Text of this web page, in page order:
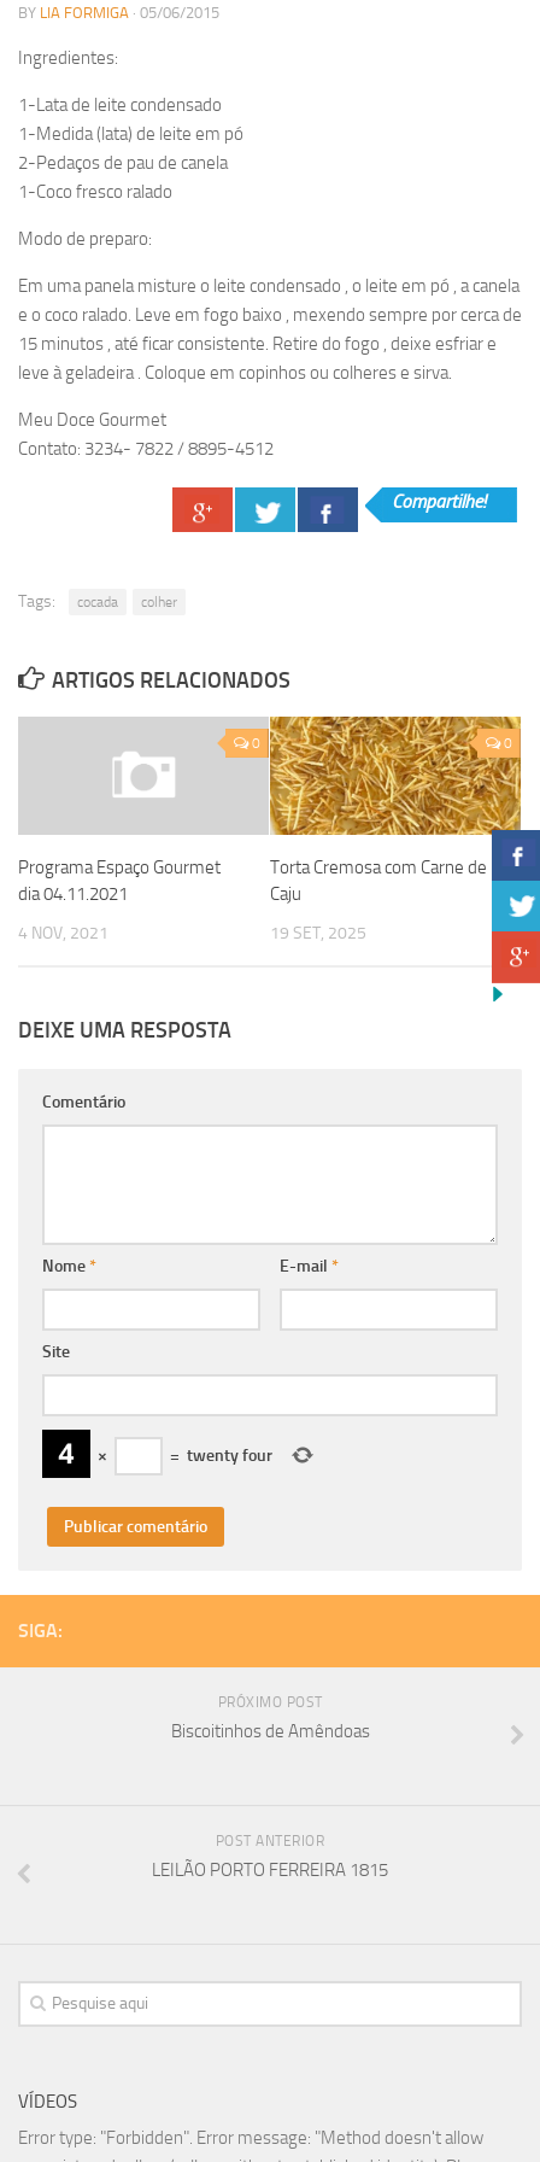
BY LIA FORMIGA · 05/06/2015
Ingredientes:
1-Lata de leite condensado
1-Medida (lata) de leite em pó
2-Pedaços de pau de canela
1-Coco fresco ralado
Modo de preparo:
Em uma panela misture o leite condensado , o leite em pó , a canela
e o coco ralado. Leve em fogo baixo , mexendo sempre por cerca de
15 minutos , até ficar consistente. Retire do fogo , deixe esfriar e
leve à geladeira . Coloque em copinhos ou colheres e sirva.
Meu Doce Gourmet
Contato: 3234- 7822 / 8895-4512
Compartilhe!
Tags: cocada colher
ARTIGOS RELACIONADOS
0
Programa Espaço Gourmet
dia 04.11.2021
4 NOV, 2021
0
Torta Cremosa com Carne de
Caju
19 SET, 2025
DEIXE UMA RESPOSTA
Comentário
Nome* E-mail *
Site
× = twenty four
SIGA:
PRÓXIMO POST
Biscoitinhos de Amêndoas
POST ANTERIOR
LEILÃO PORTO FERREIRA 1815
VÍDEOS
Error type: "Forbidden". Error message: "Method doesn't allow